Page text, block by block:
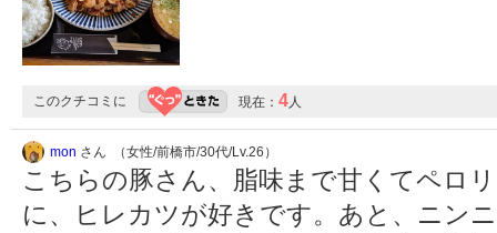
このクチコミに 現在： 4人
mon さん （女性/前橋市/30代/Lv.26）
こちらの豚さん、脂味まで甘くてペロ
に、ヒレカツが好きです。あと、ニン